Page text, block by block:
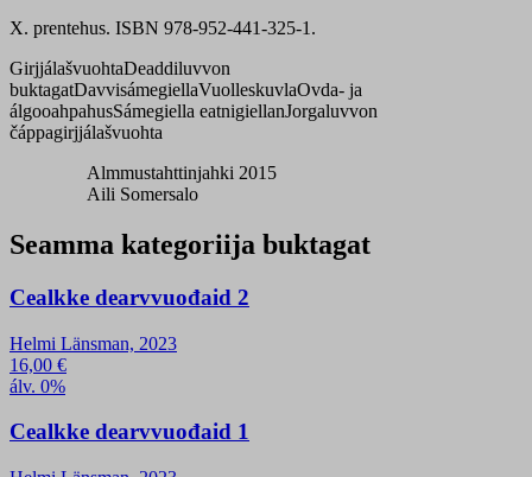
X. prentehus. ISBN 978-952-441-325-1.
GirjjálašvuohtaDeaddiluvvon
buktagatDavvisámegiellaVuolleskuvlaOvda- ja
álgooahpahusSámegiella eatnigiellanJorgaluvvon
čáppagirjjálašvuohta
Almmustahttinjahki 2015
Aili Somersalo
Seamma kategoriija buktagat
Cealkke dearvvuođaid 2
Helmi Länsman, 2023
16,00 €
álv. 0%
Cealkke dearvvuođaid 1